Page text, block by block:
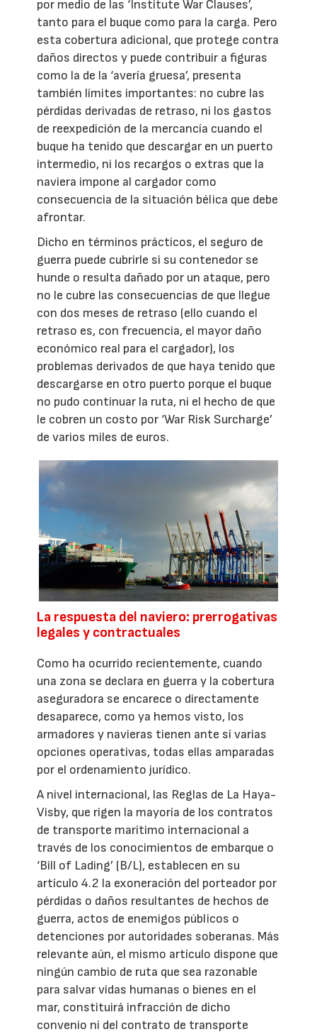
por medio de las ‘Institute War Clauses’,
tanto para el buque como para la carga. Pero
esta cobertura adicional, que protege contra
daños directos y puede contribuir a figuras
como la de la ‘avería gruesa’, presenta
también límites importantes: no cubre las
pérdidas derivadas de retraso, ni los gastos
de reexpedición de la mercancía cuando el
buque ha tenido que descargar en un puerto
intermedio, ni los recargos o extras que la
naviera impone al cargador como
consecuencia de la situación bélica que debe
afrontar.
Dicho en términos prácticos, el seguro de
guerra puede cubrirle si su contenedor se
hunde o resulta dañado por un ataque, pero
no le cubre las consecuencias de que llegue
con dos meses de retraso (ello cuando el
retraso es, con frecuencia, el mayor daño
económico real para el cargador), los
problemas derivados de que haya tenido que
descargarse en otro puerto porque el buque
no pudo continuar la ruta, ni el hecho de que
le cobren un costo por ‘War Risk Surcharge’
de varios miles de euros.
La respuesta del naviero: prerrogativas
legales y contractuales
Como ha ocurrido recientemente, cuando
una zona se declara en guerra y la cobertura
aseguradora se encarece o directamente
desaparece, como ya hemos visto, los
armadores y navieras tienen ante sí varias
opciones operativas, todas ellas amparadas
por el ordenamiento jurídico.
A nivel internacional, las Reglas de La Haya-
Visby, que rigen la mayoría de los contratos
de transporte marítimo internacional a
través de los conocimientos de embarque o
‘Bill of Lading’ (B/L), establecen en su
artículo 4.2 la exoneración del porteador por
pérdidas o daños resultantes de hechos de
guerra, actos de enemigos públicos o
detenciones por autoridades soberanas. Más
relevante aún, el mismo artículo dispone que
ningún cambio de ruta que sea razonable
para salvar vidas humanas o bienes en el
mar, constituirá infracción de dicho
convenio ni del contrato de transporte